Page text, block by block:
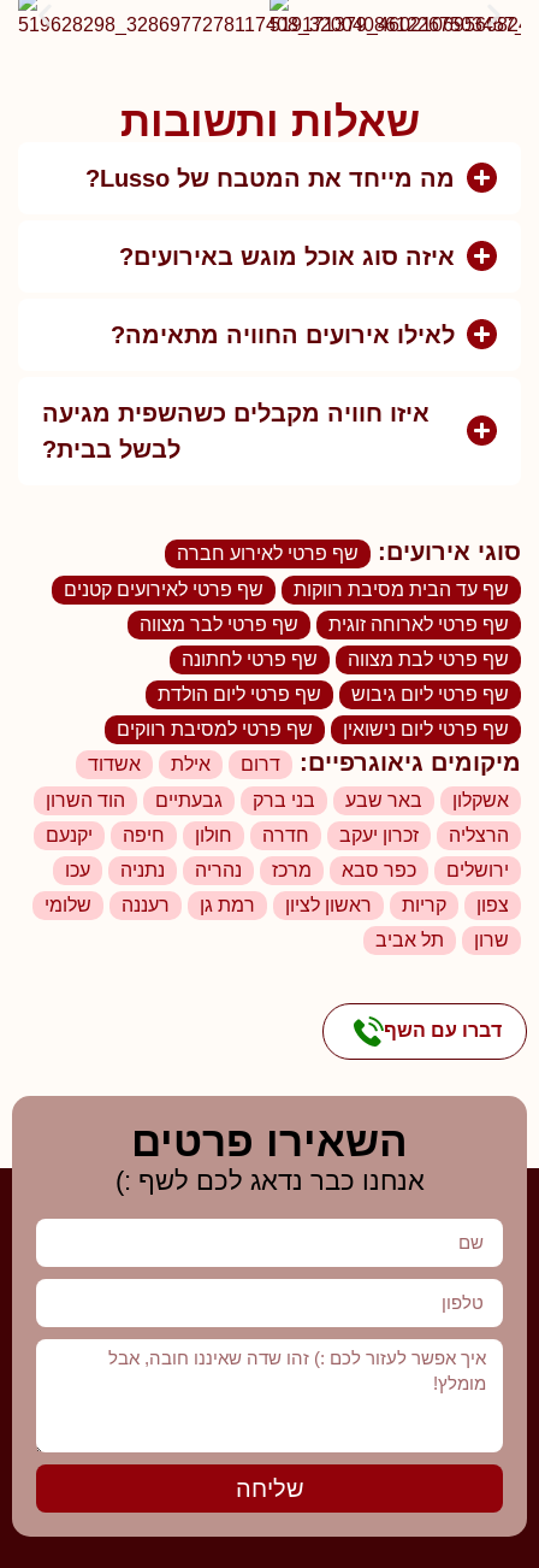
שאלות ותשובות
מה מייחד את המטבח של Lusso?
איזה סוג אוכל מוגש באירועים?
לאילו אירועים החוויה מתאימה?
איזו חוויה מקבלים כשהשפית מגיעה
לבשל בבית?
סוגי אירועים:
שף פרטי לאירוע חברה
שף עד הבית מסיבת רווקות
שף פרטי לאירועים קטנים
שף פרטי לארוחה זוגית
שף פרטי לבר מצווה
שף פרטי לבת מצווה
שף פרטי לחתונה
שף פרטי ליום גיבוש
שף פרטי ליום הולדת
שף פרטי ליום נישואין
שף פרטי למסיבת רווקים
מיקומים גיאוגרפיים: דרום אילת
אשדוד
אשקלון
באר שבע בני ברק גבעתיים
הוד השרון
הרצליה
זכרון יעקב חדרה חולון חיפה
יקנעם
ירושלים
כפר סבא מרכז נהריה נתניה
עכו
צפון
קריות ראשון לציון רמת גן רעננה
שלומי
שרון
תל אביב
דברו עם השף
השאירו פרטים
אנחנו כבר נדאג לכם לשף :)
שליחה